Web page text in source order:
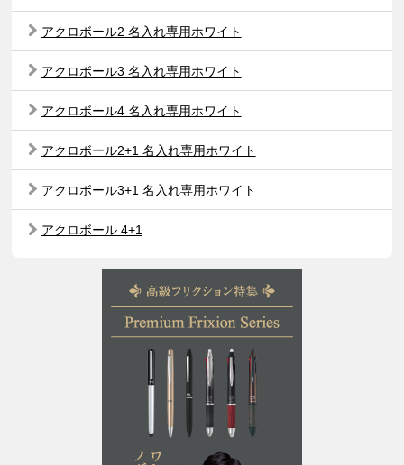
アクロボール2 名入れ専用ホワイト
アクロボール3 名入れ専用ホワイト
アクロボール4 名入れ専用ホワイト
アクロボール2+1 名入れ専用ホワイト
アクロボール3+1 名入れ専用ホワイト
アクロボール 4+1